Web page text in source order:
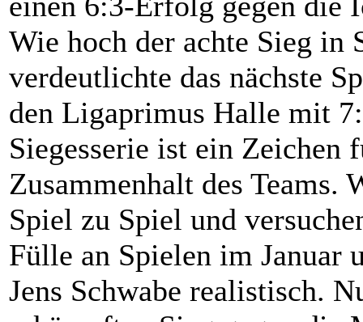
Wie hoch der achte Sieg in
verdeutlichte das nächste
den Ligaprimus Halle mit
Siegesserie ist ein Zeichen
Zusammenhalt des Teams.
Spiel zu Spiel und
Fülle an Spielen im Januar
Jens Schwabe realistisch.